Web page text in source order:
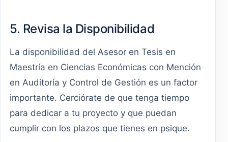
5. Revisa la Disponibilidad
La disponibilidad del Asesor en Tesis en
Maestría en Ciencias Económicas con Mención
en Auditoría y Control de Gestión es un factor
importante. Cerciórate de que tenga tiempo
para dedicar a tu proyecto y que puedan
cumplir con los plazos que tienes en psique.